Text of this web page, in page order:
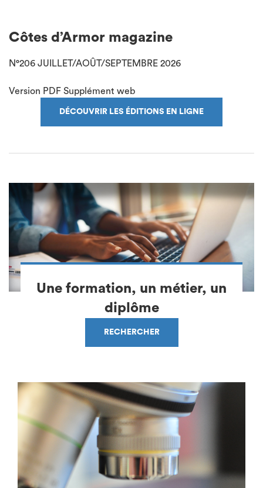
Côtes d’Armor magazine
N°206 JUILLET/AOÛT/SEPTEMBRE 2026
Version PDF Supplément web
DÉCOUVRIR LES ÉDITIONS EN LIGNE
Une formation, un métier, un
diplôme
RECHERCHER